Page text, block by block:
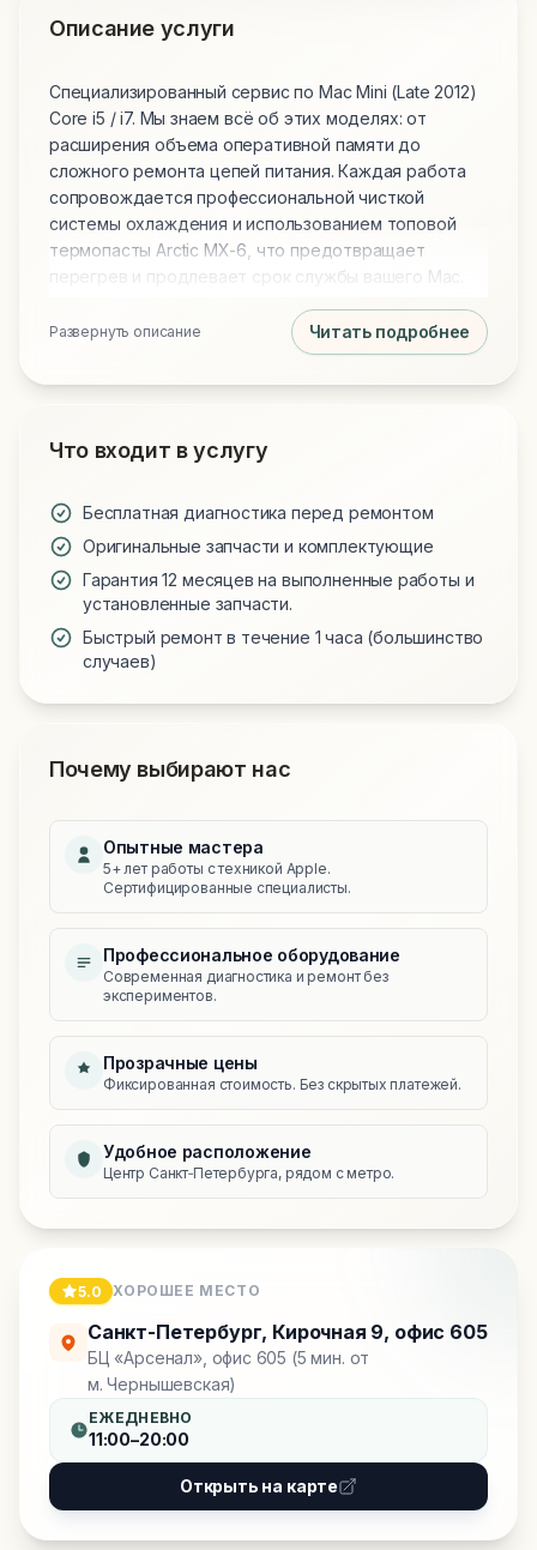
Описание услуги
Специализированный сервис по Mac Mini (Late 2012)
Core i5 / i7. Мы знаем всё об этих моделях: от
расширения объема оперативной памяти до
сложного ремонта цепей питания. Каждая работа
сопровождается профессиональной чисткой
системы охлаждения и использованием топовой
термопасты Arctic MX-6, что предотвращает
перегрев и продлевает срок службы вашего Mac.
Развернуть описание Читать подробнее
Что входит в услугу
Бесплатная диагностика перед ремонтом
Оригинальные запчасти и комплектующие
Гарантия 12 месяцев на выполненные работы и
установленные запчасти.
Быстрый ремонт в течение 1 часа (большинство
случаев)
Почему выбирают нас
Опытные мастера
5+ лет работы с техникой Apple.
Сертифицированные специалисты.
Профессиональное оборудование
Современная диагностика и ремонт без
экспериментов.
Прозрачные цены
Фиксированная стоимость. Без скрытых платежей.
Удобное расположение
Центр Санкт‑Петербурга, рядом с метро.
5.0 ХОРОШЕЕ МЕСТО
Санкт-Петербург, Кирочная 9, офис 605
БЦ «Арсенал», офис 605 (5 мин. от
м. Чернышевская)
ЕЖЕДНЕВНО
11:00–20:00
Открыть на карте